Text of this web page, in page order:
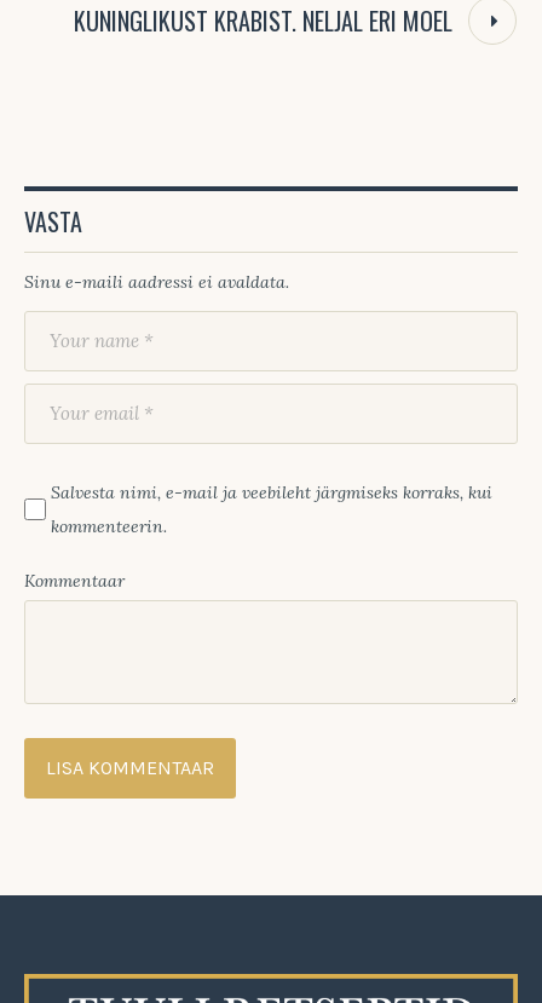
KUNINGLIKUST KRABIST. NELJAL ERI MOEL
VASTA
Sinu e-maili aadressi ei avaldata.
Salvesta nimi, e-mail ja veebileht järgmiseks korraks, kui
kommenteerin.
Kommentaar